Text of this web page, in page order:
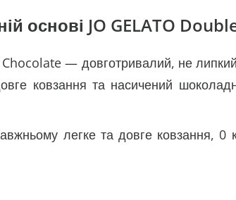
основі JO GELATO
— довготривалий, не
ковзання та насичений
легке та довге ковзання, 0